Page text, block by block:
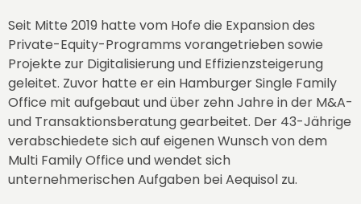
Seit Mitte 2019 hatte vom Hofe die Expansion des
Private-Equity-Programms vorangetrieben sowie
Projekte zur Digitalisierung und Effizienzsteigerung
geleitet. Zuvor hatte er ein Hamburger Single Family
Office mit aufgebaut und über zehn Jahre in der M&A-
und Transaktionsberatung gearbeitet. Der 43-Jährige
verabschiedete sich auf eigenen Wunsch von dem
Multi Family Office und wendet sich
unternehmerischen Aufgaben bei Aequisol zu.